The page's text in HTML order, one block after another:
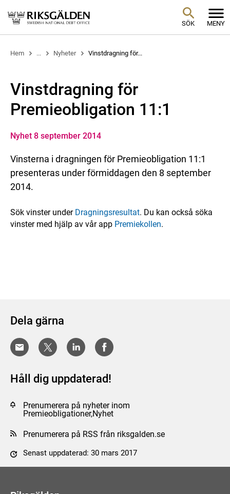
SÖK MENY
Hem ... Nyheter Vinstdragning för...
Vinstdragning för
Premieobligation 11:1
Nyhet 8 september 2014
Vinsterna i dragningen för Premieobligation 11:1
presenteras under förmiddagen den 8 september
2014.
Sök vinster under Dragningsresultat. Du kan också söka
vinster med hjälp av vår app Premiekollen.
Dela gärna
Håll dig uppdaterad!
Prenumerera på nyheter inom
Premieobligationer,Nyhet
Prenumerera på RSS från riksgalden.se
Senast uppdaterad: 30 mars 2017